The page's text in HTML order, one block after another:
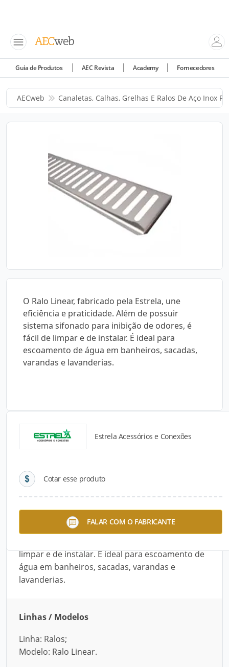
Guia de Produtos AEC Revista Academy Fornecedores
AECweb Canaletas, Calhas, Grelhas E Ralos De Aço Inox
O Ralo Linear, fabricado pela Estrela, une
eficiência e praticidade. Além de possuir
sistema sifonado para inibição de odores, é
fácil de limpar e de instalar. É ideal para
escoamento de água em banheiros, sacadas,
varandas e lavanderias.
Estrela Acessórios e Conexões
Cotar esse produto
FALAR COM O FABRICANTE
Detalhes do produto
Descrição do Produto
O Ralo Linear, fabricado pela Estrela, une
eficiência e praticidade. Além de possuir sistema
limpar e de instalar. É ideal para escoamento de
água em banheiros, sacadas, varandas e
lavanderias.
Linhas / Modelos
Linha: Ralos;
Modelo: Ralo Linear.